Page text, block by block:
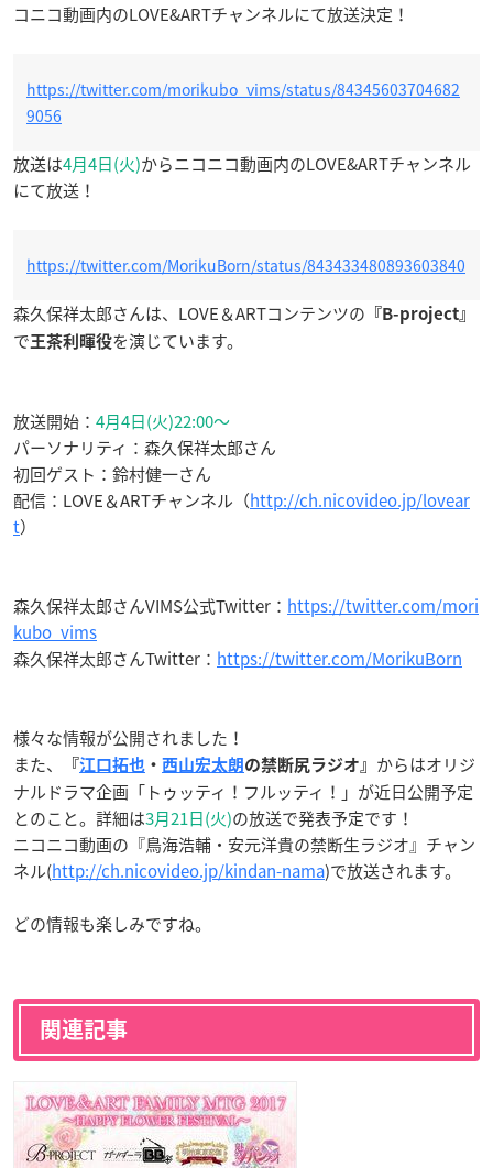
コニコ動画内のLOVE&ARTチャンネルにて放送決定！
https://twitter.com/morikubo_vims/status/84345603704682
9056
放送は4月4日(火)からニコニコ動画内のLOVE&ARTチャンネル
にて放送！
https://twitter.com/MorikuBorn/status/843433480893603840
森久保祥太郎さんは、LOVE＆ARTコンテンツの 『B-project』
で王茶利暉役を演じています。
放送開始： 4月4日(火)22:00～
パーソナリティ：森久保祥太郎さん
初回ゲスト：鈴村健一さん
配信：LOVE＆ARTチャンネル（http://ch.nicovideo.jp/lovear
t）
森久保祥太郎さんVIMS公式Twitter： https://twitter.com/mori
kubo_vims
森久保祥太郎さんTwitter： https://twitter.com/MorikuBorn
様々な情報が公開されました！
また、
『江口拓也 ・ 西山宏太朗 の禁断尻ラジオ』 からはオリジ
ナルドラマ企画「トゥッティ！フルッティ！」が近日公開予定
とのこと。詳細は3月21日(火)の放送で発表予定です！
ニコニコ動画の『鳥海浩輔・安元洋貴の禁断生ラジオ』チャン
ネル(http://ch.nicovideo.jp/kindan-nama)で放送されます。
どの情報も楽しみですね。
関連記事